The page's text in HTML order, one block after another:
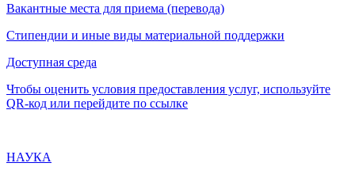
Вакантные места для приема (перевода)
Стипендии и иные виды материальной поддержки
Доступная среда
Чтобы оценить условия предоставления услуг, используйте
QR-код или перейдите по ссылке
НАУКА